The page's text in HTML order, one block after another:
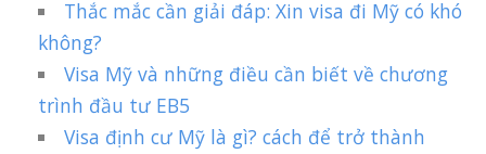
Thắc mắc cần giải đáp: Xin visa đi Mỹ có khó
không?
Visa Mỹ và những điều cần biết về chương
trình đầu tư EB5
Visa định cư Mỹ là gì? cách để trở thành